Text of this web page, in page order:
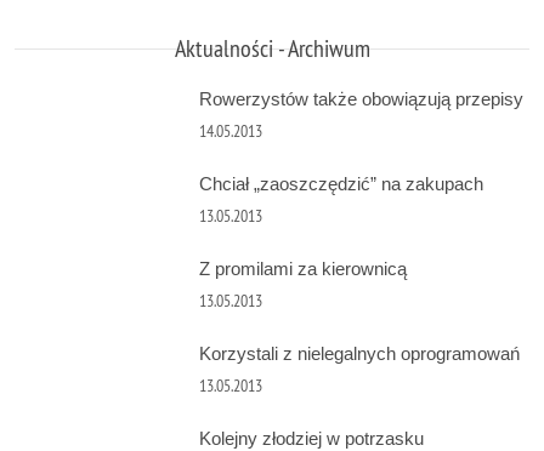
Aktualności - Archiwum
Rowerzystów także obowiązują przepisy
14.05.2013
Chciał „zaoszczędzić” na zakupach
13.05.2013
Z promilami za kierownicą
13.05.2013
Korzystali z nielegalnych oprogramowań
13.05.2013
Kolejny złodziej w potrzasku